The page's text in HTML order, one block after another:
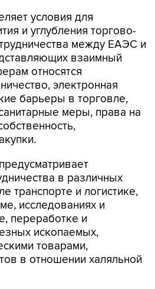
условия для
и углубления торгово-
между ЕАЭС и
взаимный
относятся
электронная
барьеры в торговле,
меры, права на
в различных
транспорте и логистике,
исследованиях и
переработке и
ископаемых,
товарами,
в отношении халяльной